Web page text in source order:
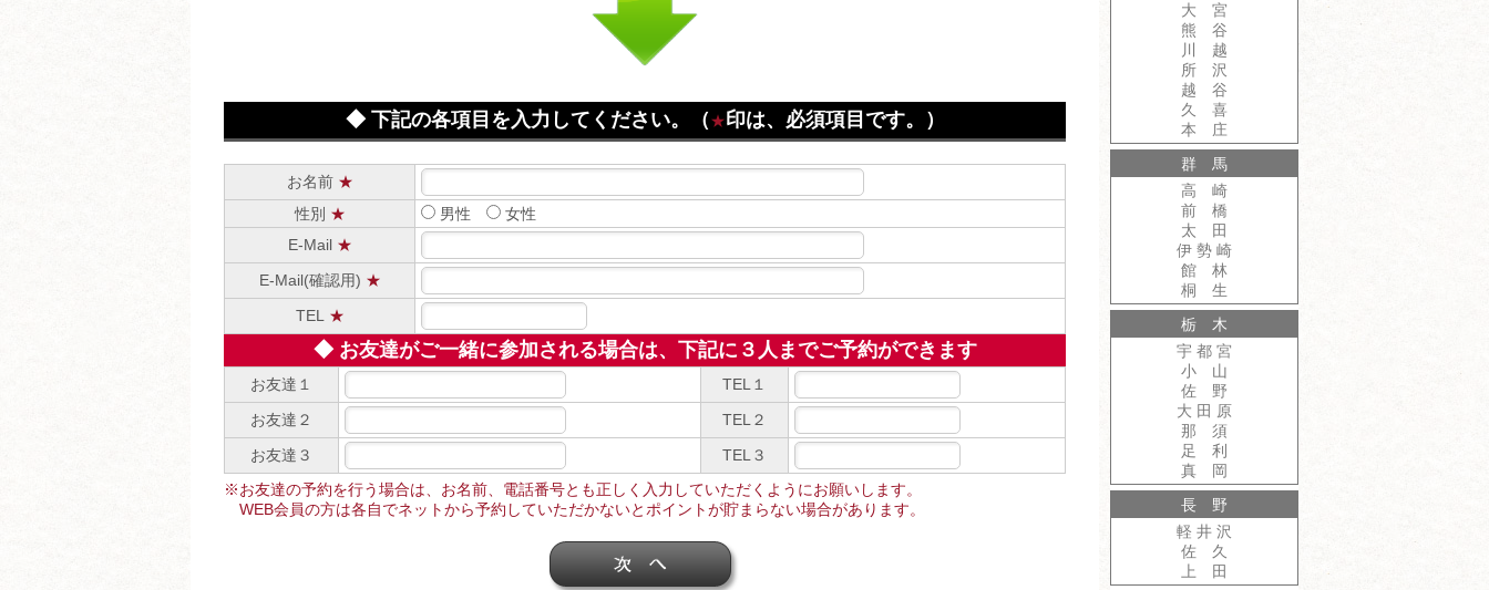
◆ 下記の各項目を入力してください。（★印は、必須項目です。）
お名前 ★
性別 ★ 男性
女性
E-Mail ★
E-Mail(確認用) ★
TEL ★
◆ お友達がご一緒に参加される場合は、下記に３人までご予約ができます
お友達１
TEL１
お友達２
TEL２
お友達３
TEL３
※お友達の予約を行う場合は、お名前、電話番号とも正しく入力していただくようにお願いします。
WEB会員の方は各自でネットから予約していただかないとポイントが貯まらない場合があります。
大 宮
熊 谷
川 越
所 沢
越 谷
久 喜
本 庄
群 馬
高 崎
前 橋
太 田
伊 勢 崎
館 林
桐 生
栃 木
宇 都 宮
小 山
佐 野
大 田 原
那 須
足 利
真 岡
長 野
軽 井 沢
佐 久
上 田